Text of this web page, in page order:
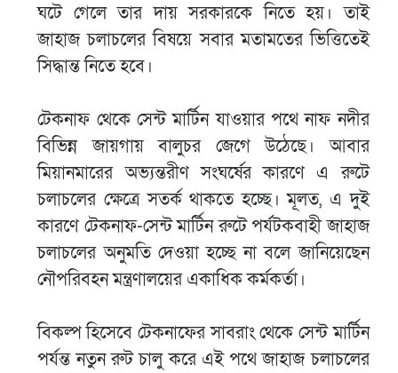
ঘটে গেলে তার দায় সরকারকে নিতে হয়। তাই
জাহাজ চলাচলের বিষয়ে সবার মতামতের ভিত্তিতেই
সিদ্ধান্ত নিতে হবে।
টেকনাফ থেকে সেন্ট মার্টিন যাওয়ার পথে নাফ নদীর
বিভিন্ন জায়গায় বালুচর জেগে উঠেছে। আবার
মিয়ানমারের অভ্যন্তরীণ সংঘর্ষের কারণে এ রুটে
চলাচলের ক্ষেত্রে সতর্ক থাকতে হচ্ছে। মূলত, এ দুই
কারণে টেকনাফ-সেন্ট মার্টিন রুটে পর্যটকবাহী জাহাজ
চলাচলের অনুমতি দেওয়া হচ্ছে না বলে জানিয়েছেন
নৌপরিবহন মন্ত্রণালয়ের একাধিক কর্মকর্তা।
বিকল্প হিসেবে টেকনাফের সাবরাং থেকে সেন্ট মার্টিন
পর্যন্ত নতুন রুট চালু করে এই পথে জাহাজ চলাচলের